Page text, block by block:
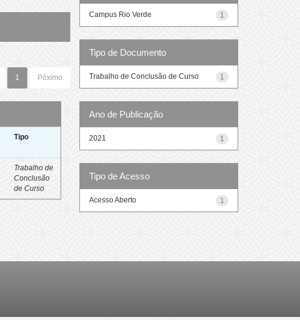
1 Póximo
Tipo
Trabalho de
Conclusão
de Curso
1
Campus Rio Verde
Tipo de Documento
1
Trabalho de Conclusão de Curso
Ano de Publicação
1
2021
Tipo de Acesso
1
Acesso Aberto